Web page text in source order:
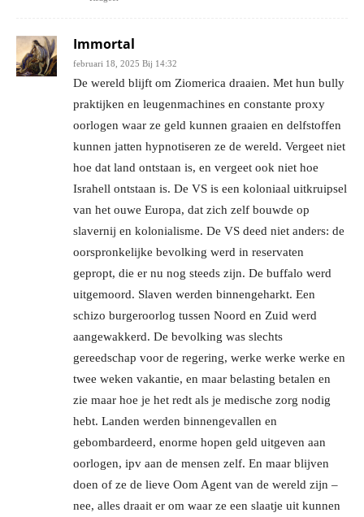
Immortal
februari 18, 2025 Bij 14:32
De wereld blijft om Ziomerica draaien. Met hun bully
praktijken en leugenmachines en constante proxy
oorlogen waar ze geld kunnen graaien en delfstoffen
kunnen jatten hypnotiseren ze de wereld. Vergeet niet
hoe dat land ontstaan is, en vergeet ook niet hoe
Israhell ontstaan is. De VS is een koloniaal uitkruipsel
van het ouwe Europa, dat zich zelf bouwde op
slavernij en kolonialisme. De VS deed niet anders: de
oorspronkelijke bevolking werd in reservaten
gepropt, die er nu nog steeds zijn. De buffalo werd
uitgemoord. Slaven werden binnengeharkt. Een
schizo burgeroorlog tussen Noord en Zuid werd
aangewakkerd. De bevolking was slechts
gereedschap voor de regering, werke werke werke en
twee weken vakantie, en maar belasting betalen en
zie maar hoe je het redt als je medische zorg nodig
hebt. Landen werden binnengevallen en
gebombardeerd, enorme hopen geld uitgeven aan
oorlogen, ipv aan de mensen zelf. En maar blijven
doen of ze de lieve Oom Agent van de wereld zijn –
nee, alles draait er om waar ze een slaatje uit kunnen